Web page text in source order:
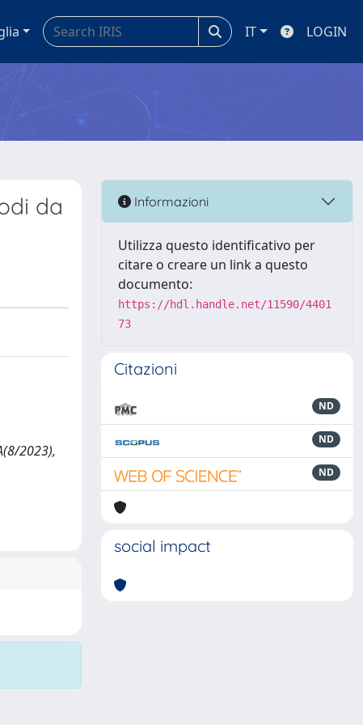
IT LOGIN
da
2023),
Informazioni
Utilizza questo identificativo per
citare o creare un link a questo
documento:
https://hdl.handle.net/11590/4401
73
Citazioni
ND
ND
ND
social impact